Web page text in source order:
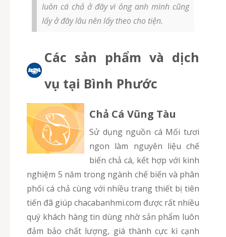
luôn cá chả ở đây vì ông anh mình cũng
lấy ở đây lâu nên lấy theo cho tiện.
Các sản phẩm và dịch
vụ tại Bình Phước
Chả Cá Vũng Tàu
Sử dụng nguồn cá Mối tươi
ngon làm nguyên liệu chế
biến chả cá, kết hợp với kinh
nghiệm 5 năm trong ngành chế biến và phân
phối cá chả cùng với nhiều trang thiết bị tiên
tiến đã giúp chacabanhmi.com được rất nhiều
quý khách hàng tin dùng nhờ sản phẩm luôn
đảm bảo chất lượng, giá thành cực kì cạnh